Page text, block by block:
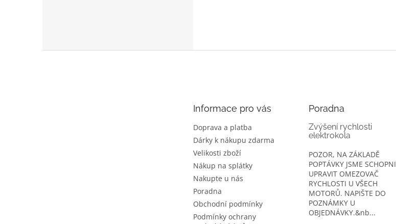
Informace pro vás
Doprava a platba
Dárky k nákupu zdarma
Velikosti zboží
Nákup na splátky
Nakupte u nás
Poradna
Obchodní podmínky
Podmínky ochrany
Poradna
Zvýšení rychlosti
elektrokola
POZOR, NA ZÁKLADĚ
POPTÁVKY JSME SCHOPNI
UPRAVIT OMEZOVAČ
RYCHLOSTI U VŠECH
MOTORŮ. NAPIŠTE DO
POZNÁMKY U
OBJEDNÁVKY.&nb...